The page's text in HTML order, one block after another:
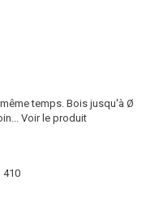
temps. Bois jusqu'à Ø
Voir le produit
410